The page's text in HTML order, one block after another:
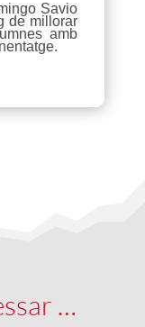
Savio
de millorar
amb
…